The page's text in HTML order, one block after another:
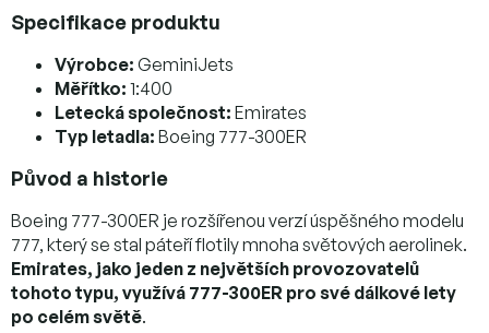
Specifikace produktu
Výrobce: GeminiJets
Měřítko: 1:400
Letecká společnost: Emirates
Typ letadla: Boeing 777-300ER
Původ a historie
Boeing 777-300ER je rozšířenou verzí úspěšného modelu
777, který se stal páteří flotily mnoha světových aerolinek.
Emirates, jako jeden z největších provozovatelů
tohoto typu, využívá 777-300ER pro své dálkové lety
po celém světě.